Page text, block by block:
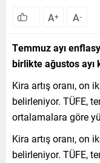
A+ A-
Temmuz ayı
birlikte ağustos ayı
Kira artış oranı, on
belirleniyor. TÜFE,
ortalamalara göre
Kira artış oranı, on
belirleniyor. TÜFE,